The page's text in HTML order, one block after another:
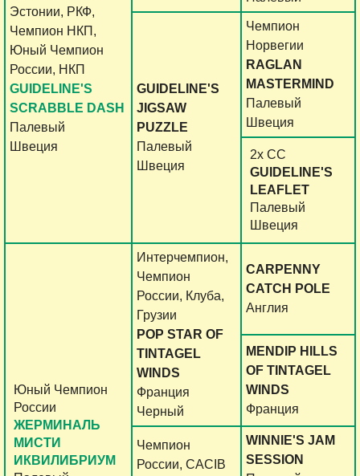
Эстонии, РКФ,
Чемпион НКП,
Юный Чемпион
России, НКП
GUIDELINE'S
SCRABBLE DASH
Палевый
Швеция
GUIDELINE'S
JIGSAW
PUZZLE
Палевый
Швеция
Чемпион
Норвегии
RAGLAN
MASTERMIND
Палевый
Швеция
2x CC
GUIDELINE'S
LEAFLET
Палевый
Швеция
Юный Чемпион
России
ЖЕРМИНАЛЬ
МИСТИ
ИКВИЛИБРИУМ
Интерчемпион,
Чемпион
России, Клуба,
Грузии
POP STAR OF
TINTAGEL
WINDS
Франция
Черный
CARPENNY
CATCH POLE
Англия
MENDIP HILLS
OF TINTAGEL
WINDS
Франция
Чемпион
России, CACIB
WINNIE'S JAM
SESSION